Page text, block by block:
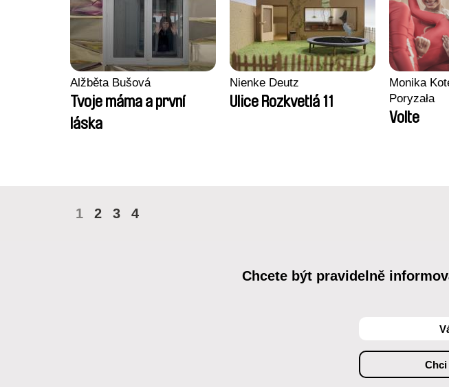
Alžběta Bušová
Tvoje máma a první
láska
Nienke Deutz
Ulice Rozkvetlá 11
Monika
Poryzała
Volte
1 2 3 4
Chcete být pravidelně